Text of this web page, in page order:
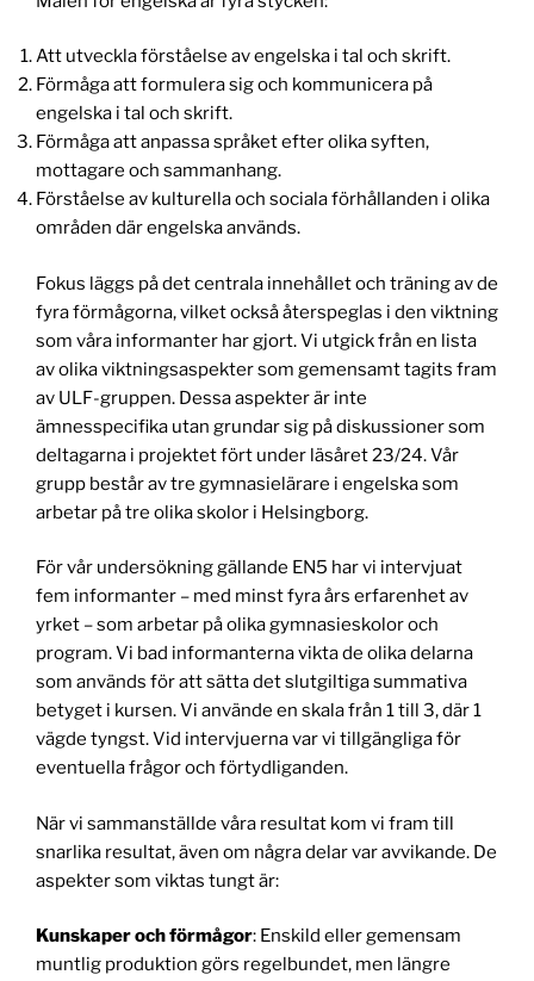
Att utveckla förståelse av engelska i tal och skrift.
Förmåga att formulera sig och kommunicera på
engelska i tal och skrift.
Förmåga att anpassa språket efter olika syften,
mottagare och sammanhang.
Förståelse av kulturella och sociala förhållanden i olika
områden där engelska används.
Fokus läggs på det centrala innehållet och träning av de
fyra förmågorna, vilket också återspeglas i den viktning
som våra informanter har gjort. Vi utgick från en lista
av olika viktningsaspekter som gemensamt tagits fram
av ULF-gruppen. Dessa aspekter är inte
ämnesspecifika utan grundar sig på diskussioner som
deltagarna i projektet fört under läsåret 23/24. Vår
grupp består av tre gymnasielärare i engelska som
arbetar på tre olika skolor i Helsingborg.
För vår undersökning gällande EN5 har vi intervjuat
fem informanter – med minst fyra års erfarenhet av
yrket – som arbetar på olika gymnasieskolor och
program. Vi bad informanterna vikta de olika delarna
som används för att sätta det slutgiltiga summativa
betyget i kursen. Vi använde en skala från 1 till 3, där 1
vägde tyngst. Vid intervjuerna var vi tillgängliga för
eventuella frågor och förtydliganden.
När vi sammanställde våra resultat kom vi fram till
snarlika resultat, även om några delar var avvikande. De
aspekter som viktas tungt är:
Kunskaper och förmågor: Enskild eller gemensam
muntlig produktion görs regelbundet, men längre